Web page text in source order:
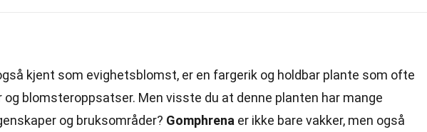
kjent som evighetsblomst, er en fargerik og holdbar plante som ofte
og blomsteroppsatser. Men visste du at denne planten har mange
og bruksområder? Gomphrena er ikke bare vakker, men også